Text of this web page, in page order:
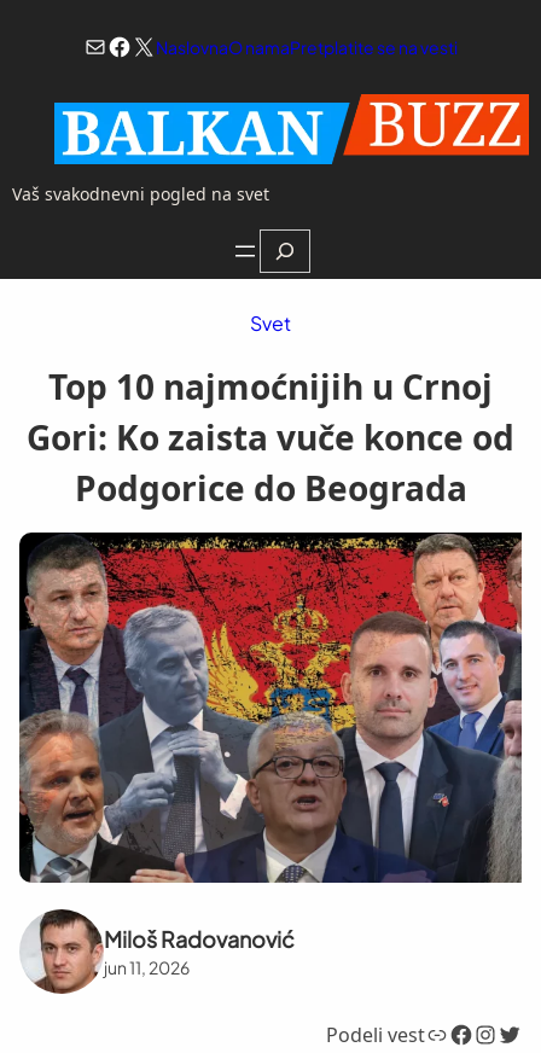
Mail
Facebook
X NaslovnaO namaPretplatite se na vesti
Vaš svakodnevni pogled na svet
Search
Svet
Top 10 najmoćnijih u Crnoj
Gori: Ko zaista vuče konce od
Podgorice do Beograda
Miloš Radovanović
jun 11, 2026
Podeli vestLink Facebook InstagramTwitter